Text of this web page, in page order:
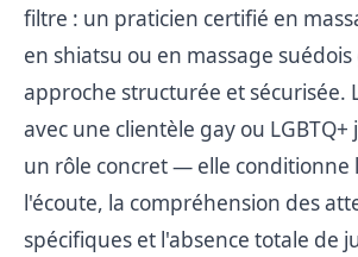
filtre : un praticien certifié en
en shiatsu ou en massage
approche structurée et sécurisée.
avec une clientèle gay ou
un rôle concret — elle conditionne
l'écoute, la compréhension des
spécifiques et l'absence totale de